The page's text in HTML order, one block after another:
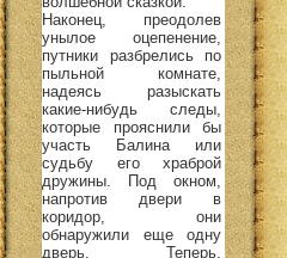
Наконец, преодолев
унылое оцепенение,
путники разбрелись по
пыльной комнате,
надеясь разыскать
какие-нибудь следы,
которые прояснили бы
участь Балина или
судьбу его храброй
дружины. Под окном,
напротив двери в
коридор, они
обнаружили еще одну
дверь. Теперь,